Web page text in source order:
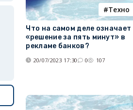
Tехно
Что на самом деле означает
«решение за пять минут» в
рекламе банков?
20/07/2023 17:30 0 107